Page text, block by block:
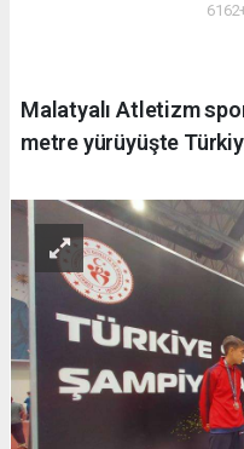
Malatyalı Atletizm
metre yürüyüşte